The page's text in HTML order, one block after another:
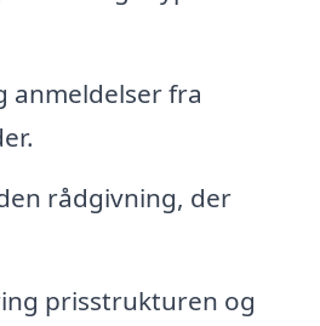
anmeldelser fra
rådgivning, der
prisstrukturen og